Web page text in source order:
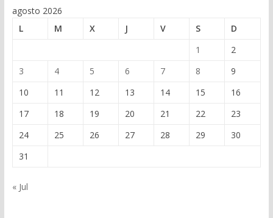
agosto 2026
L
M X J V S
D
1
2
3
4 5 6 7 8
9
10
11 12 13 14 15
16
17
18 19 20 21 22
23
24
25 26 27 28 29
30
31
« Jul